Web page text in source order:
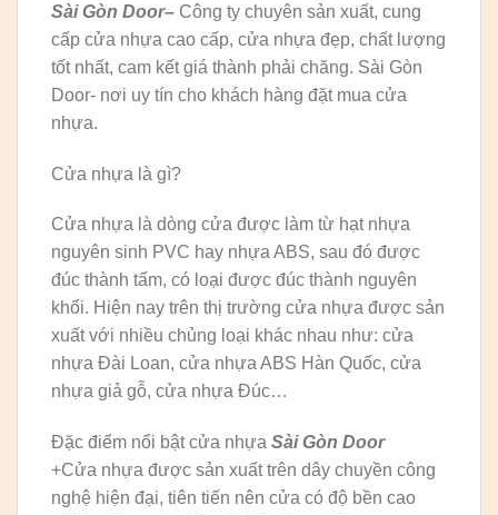
Sài Gòn Door– Công ty chuyên sản xuất, cung
cấp cửa nhựa cao cấp, cửa nhựa đẹp, chất lượng
tốt nhất, cam kết giá thành phải chăng. Sài Gòn
Door- nơi uy tín cho khách hàng đặt mua cửa
nhựa.
Cửa nhựa là gì?
Cửa nhựa là dòng cửa được làm từ hạt nhựa
nguyên sinh PVC hay nhựa ABS, sau đó được
đúc thành tấm, có loại được đúc thành nguyên
khối. Hiện nay trên thị trường cửa nhựa được sản
xuất với nhiều chủng loại khác nhau như: cửa
nhựa Đài Loan, cửa nhựa ABS Hàn Quốc, cửa
nhựa giả gỗ, cửa nhựa Đúc…
Đặc điểm nổi bật cửa nhựa Sài Gòn Door
+Cửa nhựa được sản xuất trên dây chuyền công
nghệ hiện đại, tiên tiến nên cửa có độ bền cao